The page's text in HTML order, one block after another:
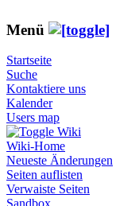
Menü
Startseite
Suche
Kontaktiere uns
Kalender
Users map
Wiki
Wiki-Home
Neueste Änderungen
Seiten auflisten
Verwaiste Seiten